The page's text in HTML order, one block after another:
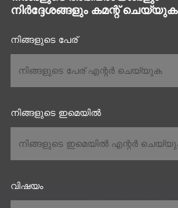
നിർദ്ദേശങ്ങളും കമന്റ് ചെയ്യുക
നിങ്ങളുടെ പേര്
നിങ്ങളുടെ ഇമെയിൽ
വിഷയം